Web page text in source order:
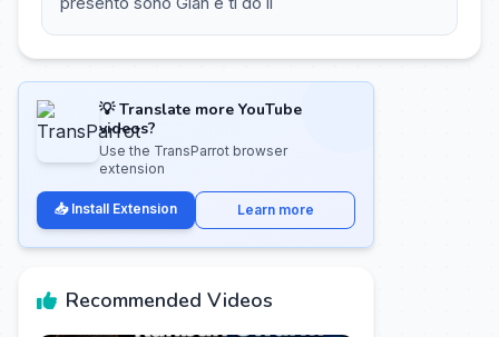
💡 Translate more YouTube
videos?
Use the TransParrot browser
extension
📥 Install Extension Learn more
Recommended Videos